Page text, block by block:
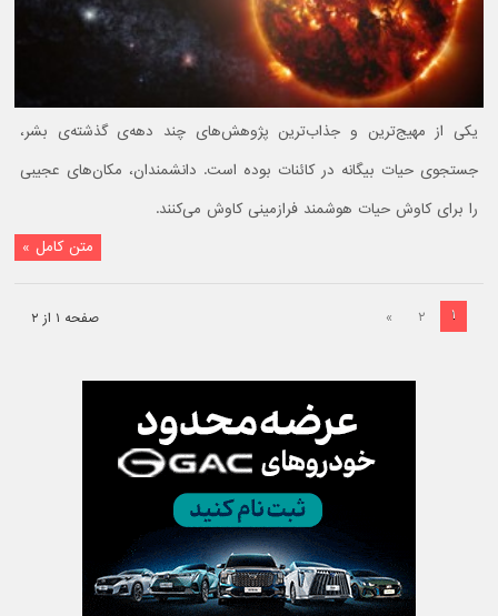
یکی از مهیج‌ترین و جذاب‌ترین پژوهش‌های چند دهه‌ی گذشته‌ی بشر،
جستجوی حیات بیگانه در کائنات بوده است. دانشمندان، مکان‌های عجیبی
را برای کاوش حیات هوشمند فرازمینی کاوش می‌کنند.
متن کامل »
صفحه ۱ از ۲ ۱ ۲ »